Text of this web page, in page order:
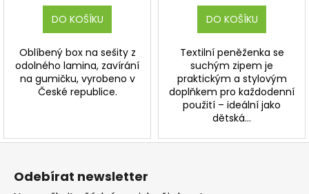
DO KOŠÍKU
Oblíbený box na sešity z
odolného lamina, zavírání
na gumičku, vyrobeno v
České republice.
DO KOŠÍKU
Textilní peněženka se
suchým zipem je
praktickým a stylovým
doplňkem pro každodenní
použití – ideální jako
dětská...
Z
Odebírat newsletter